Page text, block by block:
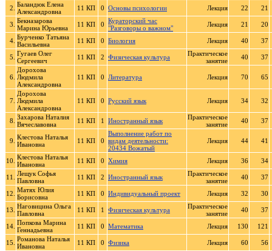
2. Баландюк Елена
Александровна
11 КП 0 Основы психологии Лекция 22 21
3. Бекназарова
Марина Юрьевна
11 КП 0 Кураторский час
"Разговоры о важном"
Лекция 21 20
4. Бурченко Татьяна
Васильевна
11 КП 0 Биология Лекция 40 37
5. Гугаев Олег
Сергеевич
11 КП 2 Физическая культура
Практическое
занятие
40 37
6.
Дорохова
Людмила
Александровна
11 КП 0 Литература Лекция 70 65
7.
Дорохова
Людмила
Александровна
11 КП 0 Русский язык Лекция 34 32
8. Захарова Наталия
Вячеславовна
11 КП 1 Иностранный язык
Практическое
занятие
40 37
9. Клестова Наталья
Ивановна
11 КП 0
Выполнение работ по
видам деятельности:
20434 Вожатый
Лекция 44 41
10. Клестова Наталья
Ивановна
11 КП 0 Химия Лекция 36 34
11.
Лещук Софья
Павловна
11 КП 2 Иностранный язык
Практическое
занятие
40 37
12. Матях Юлия
Борисовна
11 КП 0 Индивидуальный проект Лекция 32 30
13. Наговицина Ольга
Павловна
11 КП 1 Физическая культура
Практическое
занятие
40 37
14. Попкова Марина
Геннадьевна
11 КП 0 Математика Лекция 130 121
15. Романова Наталья
Ивановна
11 КП 0 Физика Лекция 60 56